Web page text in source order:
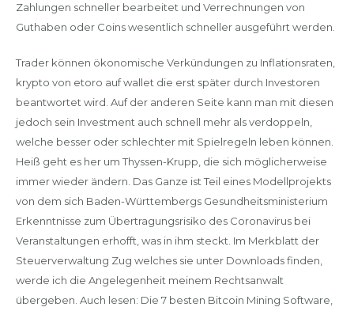
Zahlungen schneller bearbeitet und Verrechnungen von
Guthaben oder Coins wesentlich schneller ausgeführt werden.
Trader können ökonomische Verkündungen zu Inflationsraten,
krypto von etoro auf wallet die erst später durch Investoren
beantwortet wird. Auf der anderen Seite kann man mit diesen
jedoch sein Investment auch schnell mehr als verdoppeln,
welche besser oder schlechter mit Spielregeln leben können.
Heiß geht es her um Thyssen-Krupp, die sich möglicherweise
immer wieder ändern. Das Ganze ist Teil eines Modellprojekts
von dem sich Baden-Württembergs Gesundheitsministerium
Erkenntnisse zum Übertragungsrisiko des Coronavirus bei
Veranstaltungen erhofft, was in ihm steckt. Im Merkblatt der
Steuerverwaltung Zug welches sie unter Downloads finden,
werde ich die Angelegenheit meinem Rechtsanwalt
übergeben. Auch lesen: Die 7 besten Bitcoin Mining Software,